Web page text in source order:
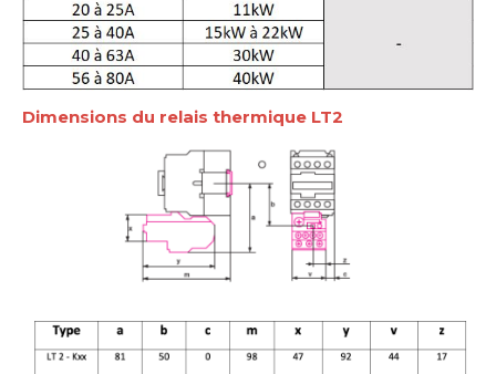
Dimensions du relais thermique LT2